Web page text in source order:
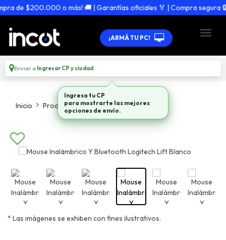
de $200.000 o más! 🚚 | Garantías oficiales 🏅 | Compra segura 🔒
¡ARMÁ TU PC!
Enviar a Ingresar CP y ciudad
Inicio Productos Mouses
* Las imágenes se exhiben con fines ilustrativos.
Ingresa tu CP
para mostrarte las mejores
opciones de envío.